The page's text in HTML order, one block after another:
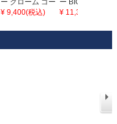
ルドストライク
CIRO
¥ 9,400(税込)
ーム ゴールドス
トライク CIRO
¥ 11,300(税込)